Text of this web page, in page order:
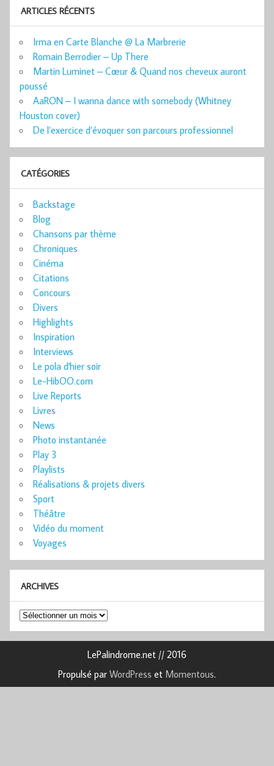
ARTICLES RÉCENTS
Irma en Carte Blanche @ La Marbrerie
Romain Berrodier – Up There
Martin Luminet – Cœur & Quand nos cheveux auront
poussé
AaRON – I wanna dance with somebody (Whitney
Houston cover)
De l’exercice d’évoquer son parcours professionnel
CATÉGORIES
Backstage
Blog
Chansons par thème
Chroniques
Cinéma
Citations
Concours
Divers
Highlights
Inspiration
Interviews
Le pola d'hier soir
Le-HibOO.com
Live Reports
Livres
News
Photo instantanée
Play 3
Playlists
Réalisations & projets divers
Sport
Théâtre
Vidéo du moment
Voyages
ARCHIVES
Archives
LePalindrome.net // 2016
Propulsé par WordPress et Momentous.